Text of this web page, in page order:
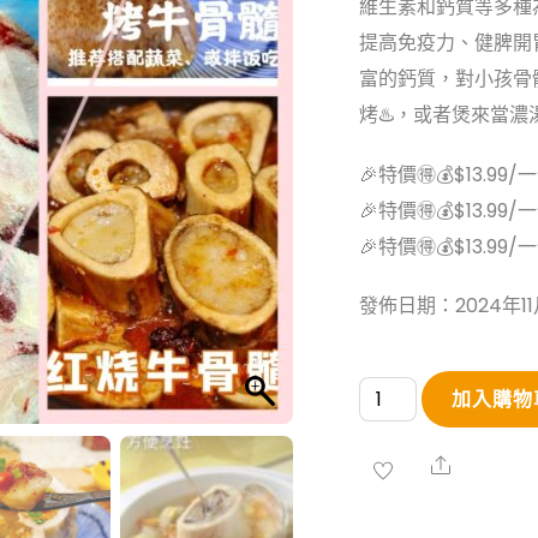
維生素和鈣質等多
提高免疫力、健脾
富的鈣質，對小孩
烤♨️，或者煲來當濃
🎉特價🉐💰$13.99/
🎉特價🉐💰$13.99/
🎉特價🉐💰$13.99/
發佈日期：2024年11
冰
鮮
牛
加入購
Share